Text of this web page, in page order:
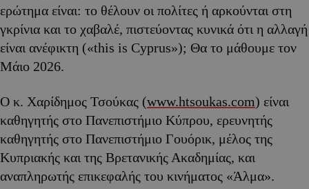
ερώτημα είναι: το θέλουν οι πολίτες ή αρκούνται στη
γκρίνια και το χαβαλέ, πιστεύοντας κυνικά ότι η αλλαγή
είναι ανέφικτη («this is Cyprus»); Θα το μάθουμε τον
Μάιο 2026.
Ο κ. Χαρίδημος Τσούκας (www.htsoukas.com) είναι
καθηγητής στο Πανεπιστήμιο Κύπρου, ερευνητής
καθηγητής στο Πανεπιστήμιο Γουόρικ, μέλος της
Κυπριακής και της Βρετανικής Ακαδημίας, και
αναπληρωτής επικεφαλής του κινήματος «Άλμα».